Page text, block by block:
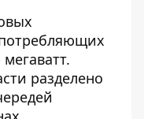
разделено